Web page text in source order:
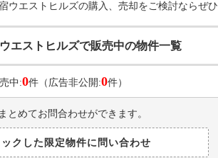
ウエストヒルズの購入、売却をご検討ならぜひ
エストヒルズで販売中の物件一覧
中:0件（広告非公開:0件）
とめてお問合わせができます。